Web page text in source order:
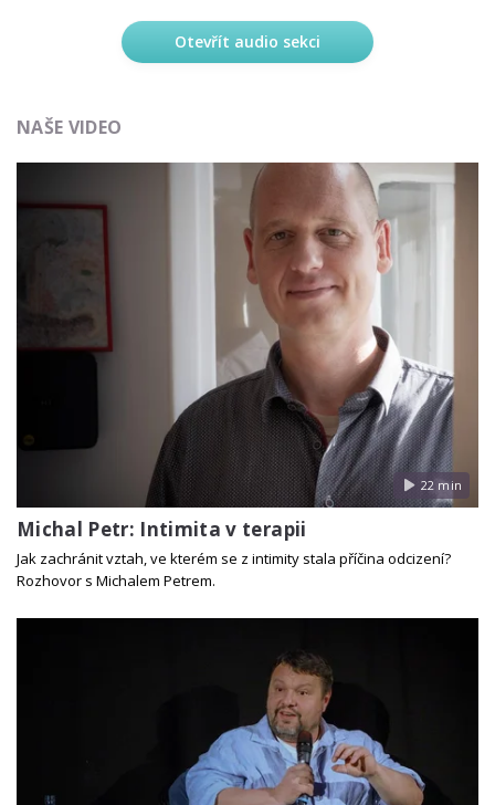
Otevřít audio sekci
NAŠE VIDEO
22 min
Michal Petr: Intimita v terapii
Jak zachránit vztah, ve kterém se z intimity stala příčina odcizení?
Rozhovor s Michalem Petrem.